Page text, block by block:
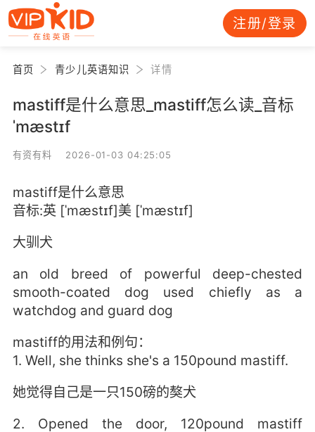
注册/登录
首页 青少儿英语知识 详情
mastiff是什么意思_mastiff怎么读_音标
ˈmæstɪf
有资有料 2026-01-03 04:25:05
mastiff是什么意思
音标:英 [ˈmæstɪf]美 [ˈmæstɪf]
大驯犬
an old breed of powerful deep-chested
smooth-coated dog used chiefly as a
watchdog and guard dog
mastiff的用法和例句：
1. Well, she thinks she's a 150pound mastiff.
她觉得自己是一只150磅的獒犬
2. Opened the door, 120pound mastiff